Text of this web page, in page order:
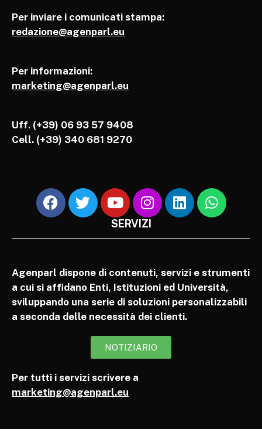
Per inviare i comunicati stampa:
redazione@agenparl.eu
Per informazioni:
marketing@agenparl.eu
Uff. (+39) 06 93 57 9408
Cell. (+39) 340 681 9270
SERVIZI
Agenparl dispone di contenuti, servizi e strumenti
a cui si affidano Enti, Istituzioni ed Università,
sviluppando una serie di soluzioni personalizzabili
a seconda delle necessità dei clienti.
NOTIZIARIO
Per tutti i servizi scrivere a
marketing@agenparl.eu